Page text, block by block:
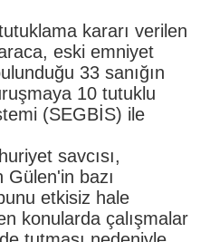
kararı verilen
eski emniyet
33 sanığın
10 tutuklu
(SEGBİS) ile
savcısı,
Gülen'in bazı
etkisiz hale
konularda çalışmalar